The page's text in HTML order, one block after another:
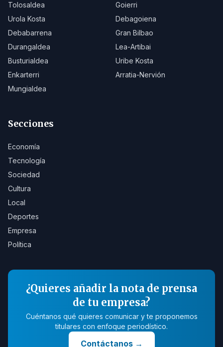
Tolosaldea
Goierri
Urola Kosta
Debagoiena
Debabarrena
Gran Bilbao
Durangaldea
Lea-Artibai
Busturialdea
Uribe Kosta
Enkarterri
Arratia-Nervión
Mungialdea
Secciones
Economía
Tecnología
Sociedad
Cultura
Local
Deportes
Empresa
Política
¿Quieres añadir la nota de prensa
de tu empresa?
Cuéntanos qué quieres comunicar y te proponemos
titulares con enfoque periodístico.
Contáctanos→